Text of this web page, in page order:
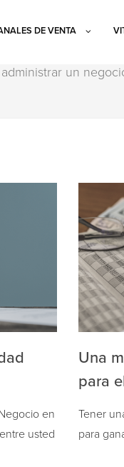
DE VENTA
un
en
usted
Una
para
Tener
para